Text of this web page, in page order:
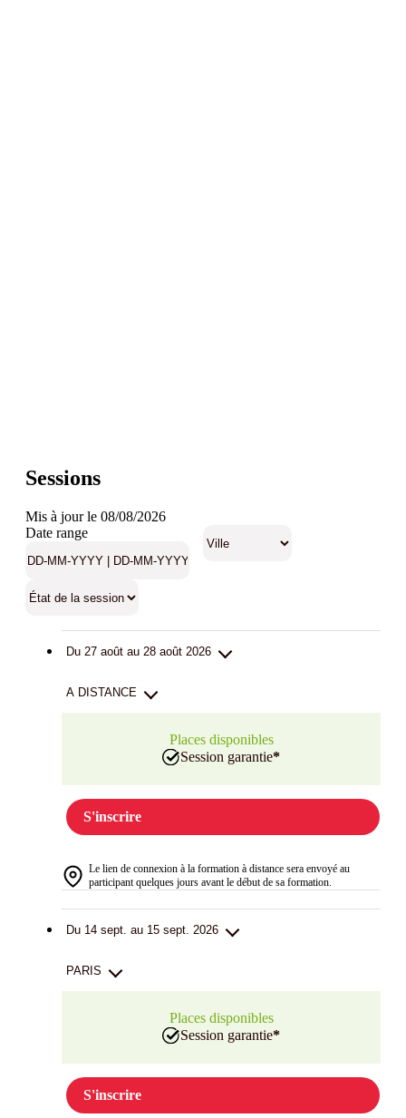
Sessions
Mis à jour le 08/08/2026
Date range
Du 27 août au 28 août 2026
A DISTANCE
Places disponibles
Session garantie*
S'inscrire
Le lien de connexion à la formation à distance sera envoyé au
participant quelques jours avant le début de sa formation.
Du 14 sept. au 15 sept. 2026
PARIS
Places disponibles
Session garantie*
S'inscrire